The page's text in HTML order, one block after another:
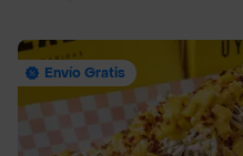
Envío Gratis